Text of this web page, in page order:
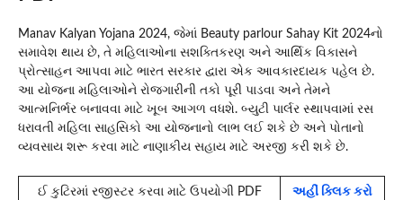
Manav Kalyan Yojana 2024, જેમાં Beauty parlour Sahay Kit 2024નો
સમાવેશ થાય છે, તે મહિલાઓના સશક્તિકરણ અને આર્થિક વિકાસને
પ્રોત્સાહન આપવા માટે ભારત સરકાર દ્વારા એક આવકારદાયક પહેલ છે.
આ યોજના મહિલાઓને રોજગારીની તકો પૂરી પાડવા અને તેમને
આત્મનિર્ભર બનાવવા માટે ખૂબ આગળ વધશે. બ્યુટી પાર્લર સ્થાપવામાં રસ
ધરાવતી મહિલા સાહસિકો આ યોજનાનો લાભ લઈ શકે છે અને પોતાનો
વ્યવસાય શરૂ કરવા માટે નાણાકીય સહાય માટે અરજી કરી શકે છે.
ઈ કુટિરમાં રજીસ્ટર કરવા માટે ઉપયોગી PDF અહીં ક્લિક કરો